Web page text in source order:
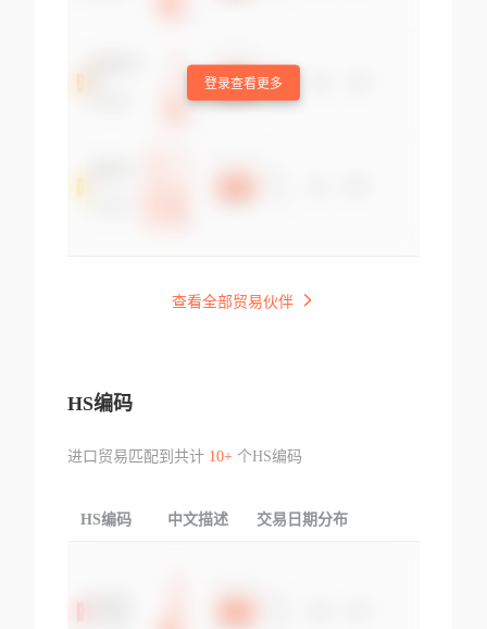
登录查看更多
查看全部贸易伙伴
HS编码
进口贸易匹配到共计 10+个HS编码
HS编码 中文描述 交易日期分布